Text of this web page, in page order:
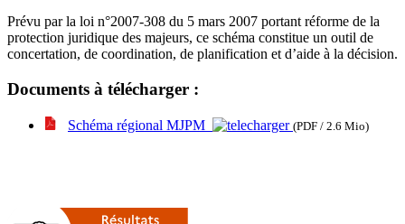
Prévu par la loi n°2007-308 du 5 mars 2007 portant réforme de la
protection juridique des majeurs, ce schéma constitue un outil de
concertation, de coordination, de planification et d’aide à la décision.
Documents à télécharger :
Schéma régional MJPM (PDF / 2.6 Mio)